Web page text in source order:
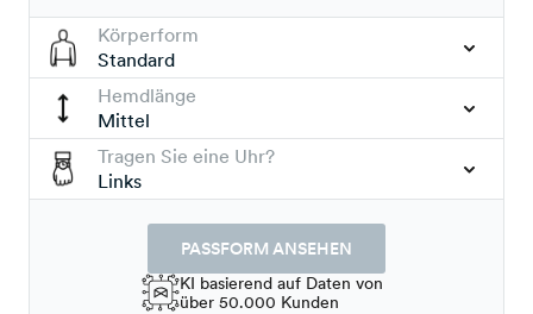
Körperform
Standard
Hemdlänge
Mittel
Tragen Sie eine Uhr?
Links
PASSFORM ANSEHEN
KI basierend auf Daten von
über 50.000 Kunden